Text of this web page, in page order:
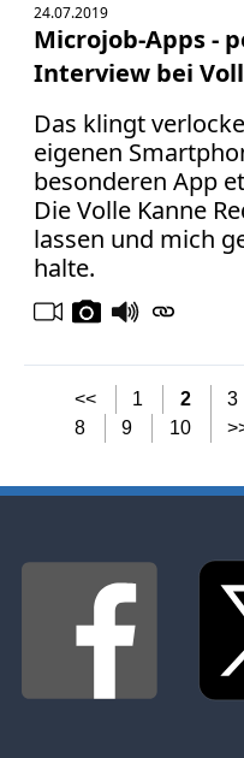
24.07.2019
Microjob-Apps -
Interview bei
Das klingt
eigenen
besonderen App
Die Volle Kanne
lassen und mich
halte.
<< 1 2 3
8
9 10